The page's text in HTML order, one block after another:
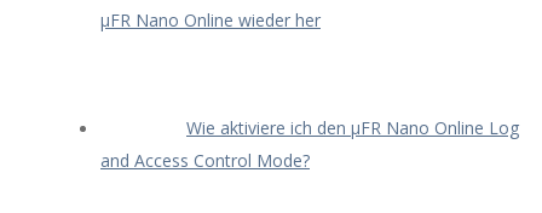
μFR Nano Online wieder her
Wie aktiviere ich den μFR Nano Online Log
and Access Control Mode?